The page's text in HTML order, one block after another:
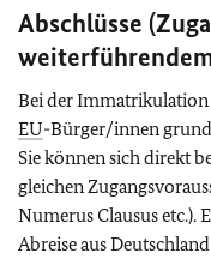
Abschlüsse
Bei der Immatrikulation
EU-Bürger/innen
Sie können sich direkt
gleichen
Numerus Clausus etc.).
Abreise aus